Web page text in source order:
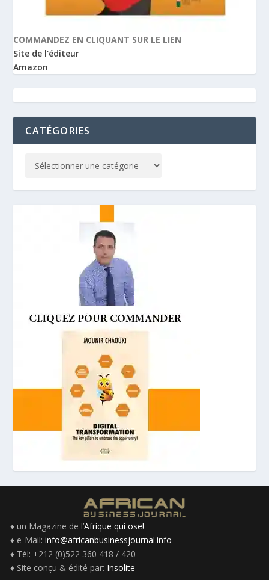
COMMANDEZ EN CLIQUANT SUR LE LIEN
Site de l'éditeur
Amazon
CATÉGORIES
♦ un Magazine de l’Afrique qui ose!
♦ e-Mail: info@africanbusinessjournal.info
♦ Tél: +212 (0)522 360 418 / 420
♦ Site conçu & édité par: Insolite